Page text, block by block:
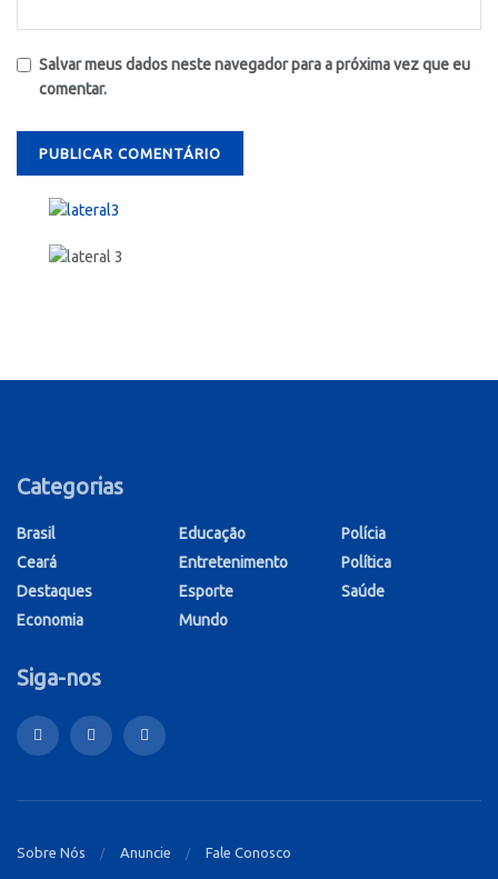
Salvar meus dados neste navegador para a próxima vez que eu
comentar.
Categorias
Brasil
Ceará
Destaques
Economia
Educação
Entretenimento
Esporte
Mundo
Polícia
Política
Saúde
Siga-nos
Sobre Nós Anuncie Fale Conosco